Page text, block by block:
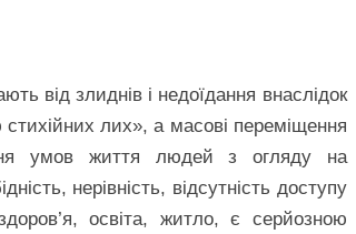
від злиднів і недоїдання внаслідок
стихійних лих», а масові переміщення
умов життя людей з огляду на
нерівність, відсутність доступу
освіта, житло, є серйозною